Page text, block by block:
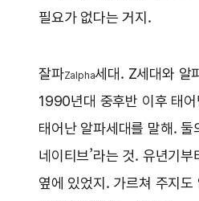
필요가 없다는 거지.
잘파Zalpha세대. Z세대와 알
1990년대 중후반 이후 태
태어난 알파세대를 말해. 둘
네이티브’라는 것. 유년기부
옆에 있었지. 가르쳐 주지